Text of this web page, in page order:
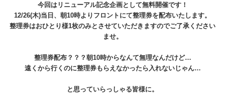
今回はリニューアル記念企画として無料開催です！
12/26(木)当日、朝10時よりフロントにて整理券を配布いたします。
整理券はおひとり様1枚のみとさせていただきますのでご了承ください
ませ。
整理券配布？？？朝10時からなんて無理なんだけど…
遠くから行くのに整理券もらえなかったら入れないじゃん…
と思っていらっしゃる皆様に。